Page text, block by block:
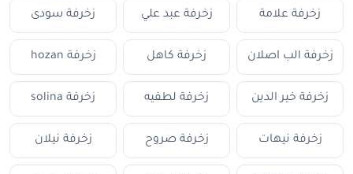
زخرفة علامة زخرفة عبد علي زخرفة سودى
زخرفة الب اصلان زخرفة كاهل زخرفة hozan
زخرفة خير الدين زخرفة لطفيه زخرفة solina
زخرفة نيهات زخرفة صروح زخرفة نيلان